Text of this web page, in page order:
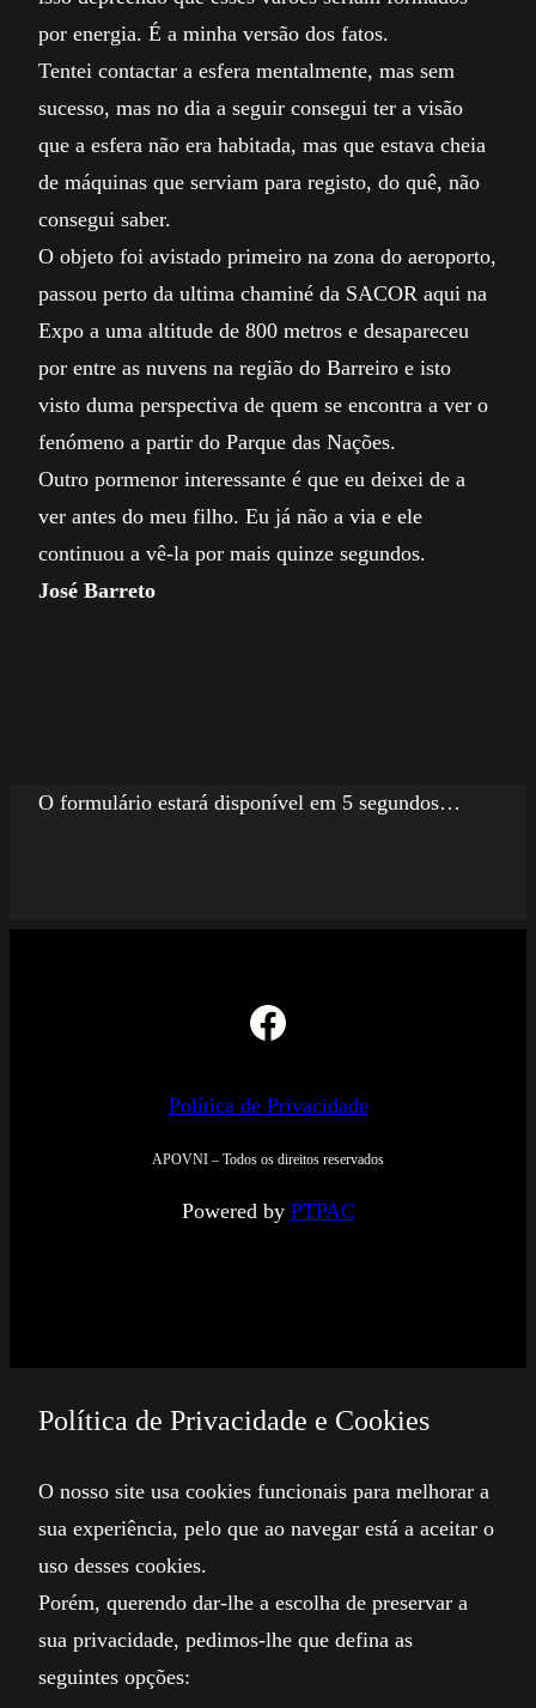
por energia. É a minha versão dos fatos.
Tentei contactar a esfera mentalmente, mas sem
sucesso, mas no dia a seguir consegui ter a visão
que a esfera não era habitada, mas que estava cheia
de máquinas que serviam para registo, do quê, não
consegui saber.
O objeto foi avistado primeiro na zona do aeroporto,
passou perto da ultima chaminé da SACOR aqui na
Expo a uma altitude de 800 metros e desapareceu
por entre as nuvens na região do Barreiro e isto
visto duma perspectiva de quem se encontra a ver o
fenómeno a partir do Parque das Nações.
Outro pormenor interessante é que eu deixei de a
ver antes do meu filho. Eu já não a via e ele
continuou a vê-la por mais quinze segundos.
José Barreto
O formulário estará disponível em 5 segundos…
Facebook
Política de Privacidade
APOVNI – Todos os direitos reservados
Powered by PTPAC
Política de Privacidade e Cookies
O nosso site usa cookies funcionais para melhorar a
sua experiência, pelo que ao navegar está a aceitar o
uso desses cookies.
Porém, querendo dar-lhe a escolha de preservar a
sua privacidade, pedimos-lhe que defina as
seguintes opções: